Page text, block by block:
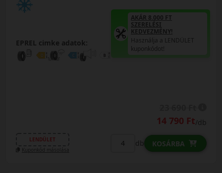
EPREL cimke adatok:
AKÁR 8.000 FT
SZERELÉSI
KEDVEZMÉNY!
Használja a LENDÜLET
kuponkódot!
14 790 Ft/db
LENDÜLET
Kuponkód másolása
db KOSÁRBA